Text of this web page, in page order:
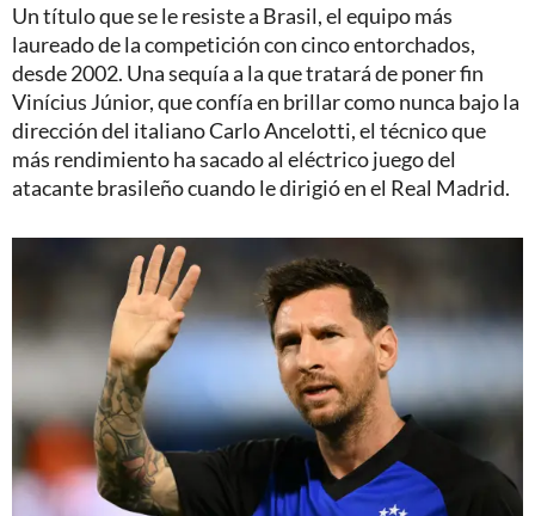
Un título que se le resiste a Brasil, el equipo más
laureado de la competición con cinco entorchados,
desde 2002. Una sequía a la que tratará de poner fin
Vinícius Júnior, que confía en brillar como nunca bajo la
dirección del italiano Carlo Ancelotti, el técnico que
más rendimiento ha sacado al eléctrico juego del
atacante brasileño cuando le dirigió en el Real Madrid.